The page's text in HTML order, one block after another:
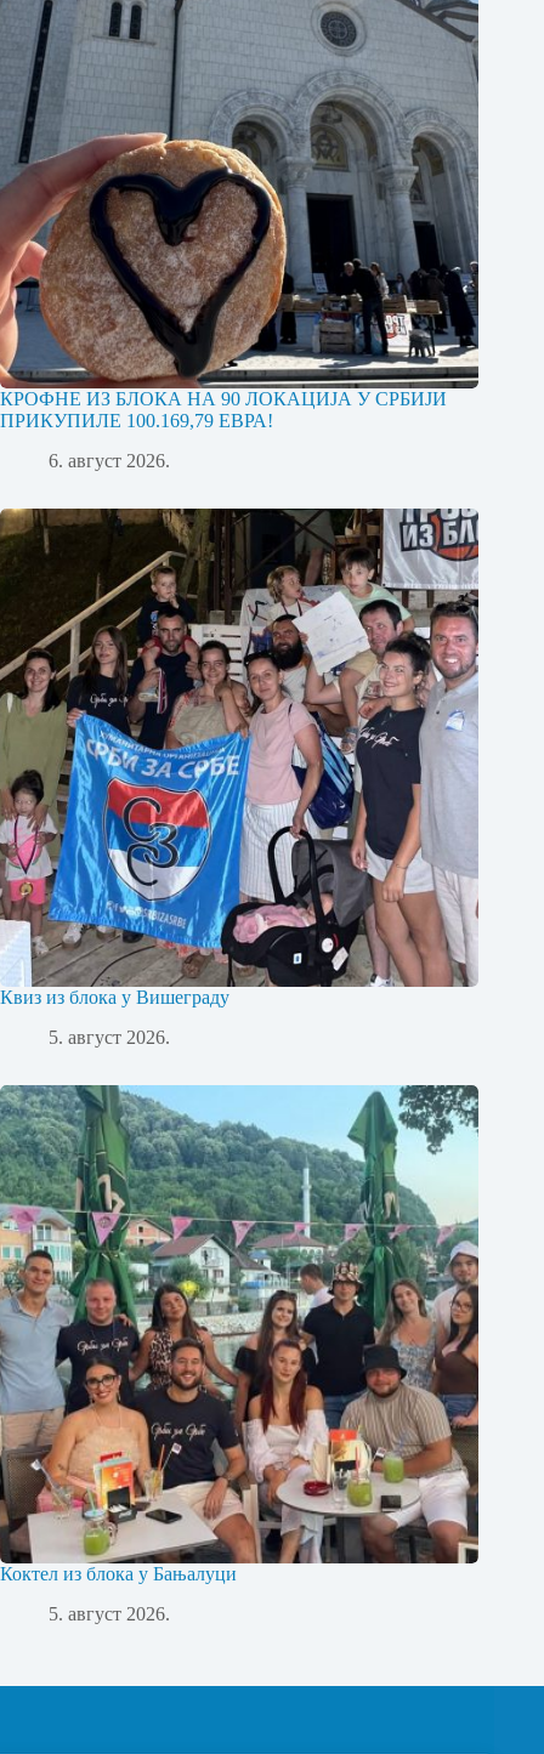
КРОФНЕ ИЗ БЛОКА НА 90 ЛОКАЦИЈА У СРБИЈИ
ПРИКУПИЛЕ 100.169,79 ЕВРА!
6. август 2026.
Квиз из блока у Вишеграду
5. август 2026.
Коктел из блока у Бањалуци
5. август 2026.